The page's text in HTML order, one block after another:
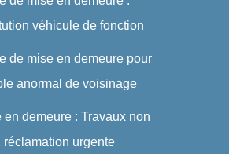
véhicule de fonction
de mise en demeure pour
anormal de voisinage
en demeure : Travaux non
réclamation urgente